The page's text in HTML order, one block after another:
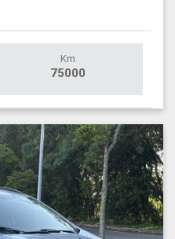
Km
75000